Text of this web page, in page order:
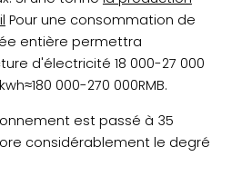
Pour une consommation de
entière permettra
d'électricité 18 000-27 000
000-270 000RMB.
est passé à 35
considérablement le degré